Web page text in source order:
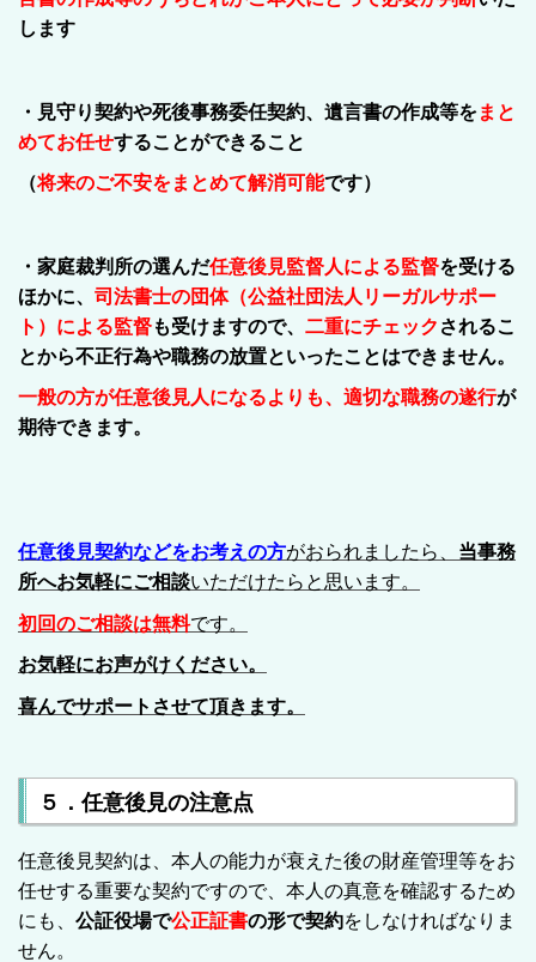
します
・見守り契約や死後事務委任契約、遺言書の作成等をまと
めてお任せすることができること
（将来のご不安をまとめて解消可能です）
・家庭裁判所の選んだ任意後見監督人による監督を受ける
ほかに、 司法書士の団体（公益社団法人リーガルサポー
ト）による監督も受けますので、 二重にチェック されるこ
とから不正行為や職務の放置といったことはできません。
一般の方が任意後見人になるよりも、適切な職務の遂行が
期待できます。
任意後見契約などをお考えの方がおられましたら、 当事務
所へお気軽にご相談いただけたらと思います。
初回のご相談は無料です。
お気軽にお声がけください。
喜んでサポートさせて頂きます。
５．任意後見の注意点
任意後見契約は、本人の能力が衰えた後の財産管理等をお
任せする重要な契約ですので、本人の真意を確認するため
にも、 公証役場で公正証書の形で契約をしなければなりま
せん。